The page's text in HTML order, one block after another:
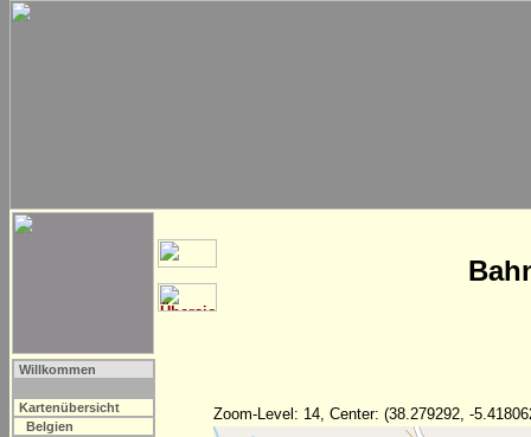
Willkommen
Kartenübersicht
Belgien
Zoom-Level: 14, Center: (38.279292, -